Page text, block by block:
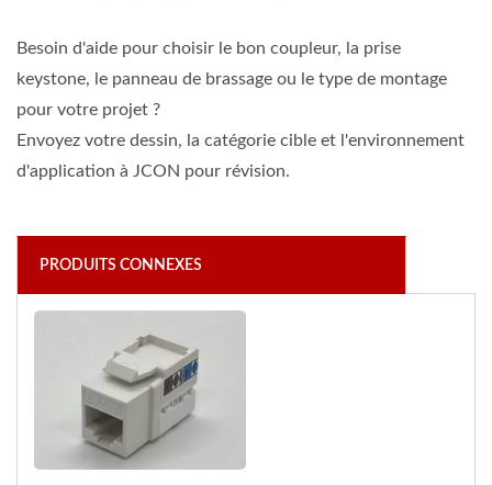
Besoin d'aide pour choisir le bon coupleur, la prise
keystone, le panneau de brassage ou le type de montage
pour votre projet ?
Envoyez votre dessin, la catégorie cible et l'environnement
d'application à JCON pour révision.
PRODUITS CONNEXES